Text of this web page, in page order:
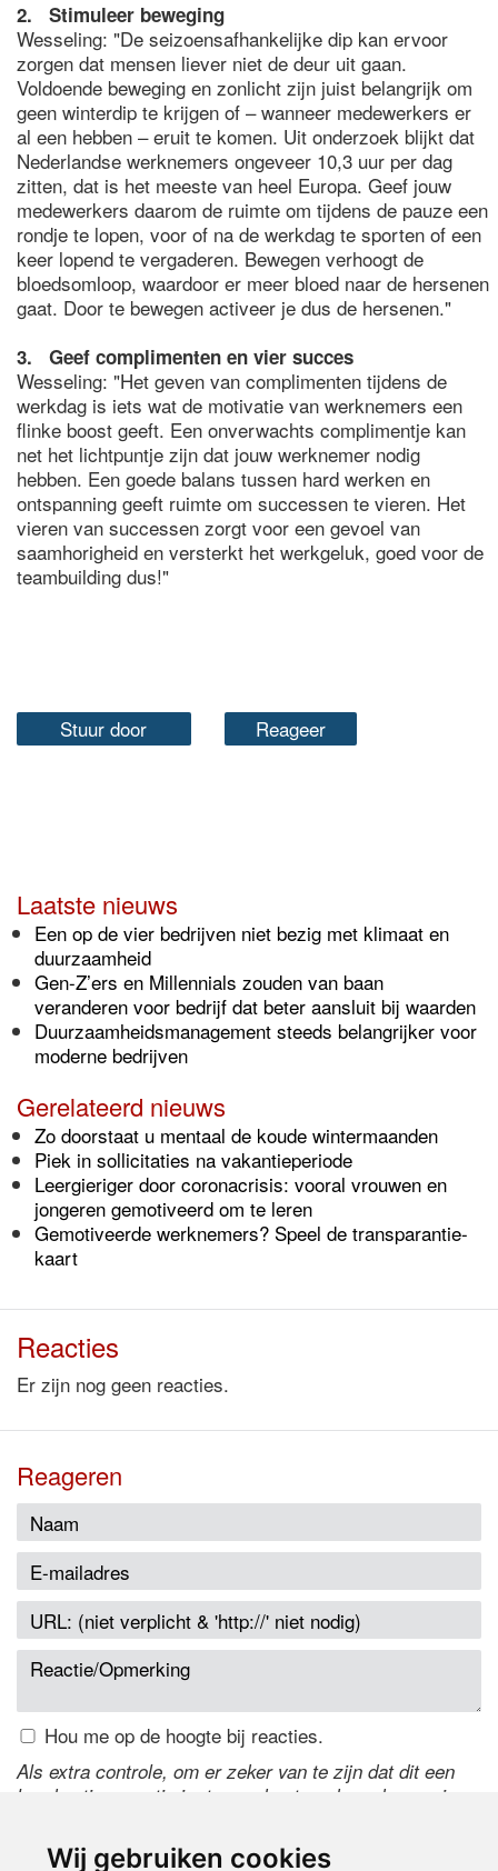
Wij gebruiken cookies
2. Stimuleer beweging
Wesseling: "De seizoensafhankelijke dip kan ervoor
zorgen dat mensen liever niet de deur uit gaan.
Voldoende beweging en zonlicht zijn juist belangrijk om
geen winterdip te krijgen of – wanneer medewerkers er
al een hebben – eruit te komen. Uit onderzoek blijkt dat
Nederlandse werknemers ongeveer 10,3 uur per dag
zitten, dat is het meeste van heel Europa. Geef jouw
medewerkers daarom de ruimte om tijdens de pauze een
rondje te lopen, voor of na de werkdag te sporten of een
keer lopend te vergaderen. Bewegen verhoogt de
bloedsomloop, waardoor er meer bloed naar de hersenen
gaat. Door te bewegen activeer je dus de hersenen."
3. Geef complimenten en vier succes
Wesseling: "Het geven van complimenten tijdens de
werkdag is iets wat de motivatie van werknemers een
flinke boost geeft. Een onverwachts complimentje kan
net het lichtpuntje zijn dat jouw werknemer nodig
hebben. Een goede balans tussen hard werken en
ontspanning geeft ruimte om successen te vieren. Het
vieren van successen zorgt voor een gevoel van
saamhorigheid en versterkt het werkgeluk, goed voor de
teambuilding dus!"
Stuur door Reageer
Laatste nieuws
Een op de vier bedrijven niet bezig met klimaat en
duurzaamheid
Gen-Z’ers en Millennials zouden van baan
veranderen voor bedrijf dat beter aansluit bij waarden
Duurzaamheidsmanagement steeds belangrijker voor
moderne bedrijven
Gerelateerd nieuws
Zo doorstaat u mentaal de koude wintermaanden
Piek in sollicitaties na vakantieperiode
Leergieriger door coronacrisis: vooral vrouwen en
jongeren gemotiveerd om te leren
Gemotiveerde werknemers? Speel de transparantie-
kaart
Reacties
Er zijn nog geen reacties.
Reageren
Hou me op de hoogte bij reacties.
Als extra controle, om er zeker van te zijn dat dit een
handmatige reactie is, typ onderstaande code over in
de code te wijzigen.